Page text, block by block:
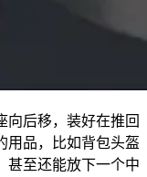
向后移，装好在推回
用品，比如背包头盔
甚至还能放下一个中